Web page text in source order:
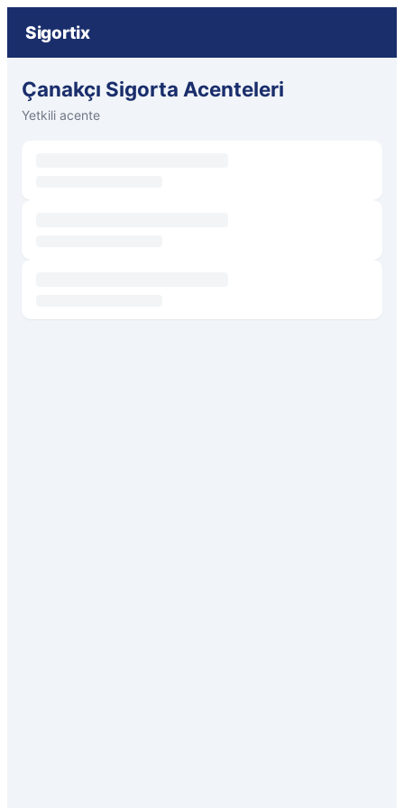
Sigortix
Çanakçı Sigorta Acenteleri
Yetkili acente